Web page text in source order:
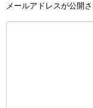
メールアドレスが公開